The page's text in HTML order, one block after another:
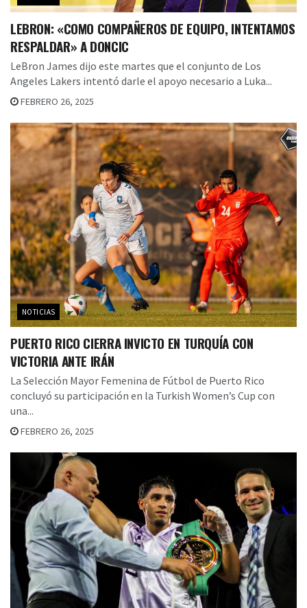
LEBRON: «COMO COMPAÑEROS DE EQUIPO, INTENTAMOS
RESPALDAR» A DONCIC
LeBron James dijo este martes que el conjunto de Los
Angeles Lakers intentó darle el apoyo necesario a Luka...
FEBRERO 26, 2025
NOTICIAS
PUERTO RICO CIERRA INVICTO EN TURQUÍA CON
VICTORIA ANTE IRÁN
La Selección Mayor Femenina de Fútbol de Puerto Rico
concluyó su participación en la Turkish Women’s Cup con
una...
FEBRERO 26, 2025